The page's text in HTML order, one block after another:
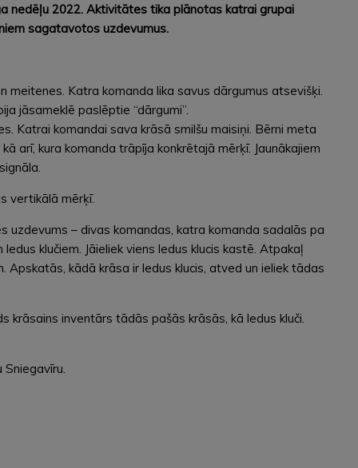
nedēļu 2022. Aktivitātes tika plānotas katrai grupai
sagatavotos uzdevumus.
meitenes. Katra komanda lika savus dārgumus atsevišķi.
jāsameklē paslēptie “dārgumi”.
Katrai komandai sava krāsā smilšu maisiņi. Bērni meta
arī, kura komanda trāpīja konkrētajā mērķī. Jaunākajiem
vertikālā mērķī.
uzdevums – divas komandas, katra komanda sadalās pa
klučiem. Jāieliek viens ledus klucis kastē. Atpakaļ
kādā krāsa ir ledus klucis, atved un ieliek tādas
krāsains inventārs tādās pašās krāsās, kā ledus kluči.